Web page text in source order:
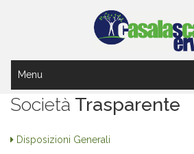
Menu
Società Trasparente
Disposizioni Generali